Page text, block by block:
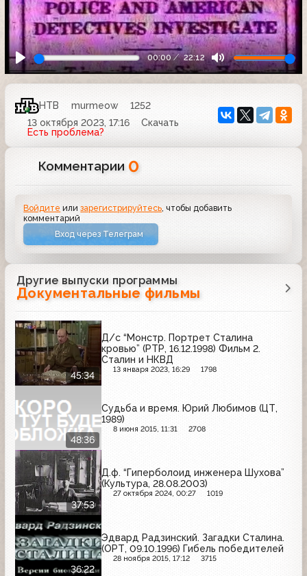
00:00 22:12
НТВ murmeow
1252
13 октября 2023, 17:16
Скачать
Есть проблема?
Комментарии 0
Войдите илизарегистрируйтесь , чтобы добавить
комментарий
Вход через Телеграм
Другие выпуски программы
Документальные фильмы
45:34
Д/с “Монстр. Портрет Сталина
кровью” (РТР, 16.12.1998) Фильм 2.
Сталин и НКВД
13 января 2023, 16:29 1798
48:36
Судьба и время. Юрий Любимов (ЦТ,
1989)
8 июня 2015, 11:31 2708
37:53
Д.ф. “Гиперболоид инженера Шухова”
(Культура, 28.08.2003)
27 октября 2024, 00:27 1019
36:22
Эдвард Радзинский. Загадки Сталина.
(ОРТ, 09.10.1996) Гибель победителей
28 ноября 2015, 17:12 3715